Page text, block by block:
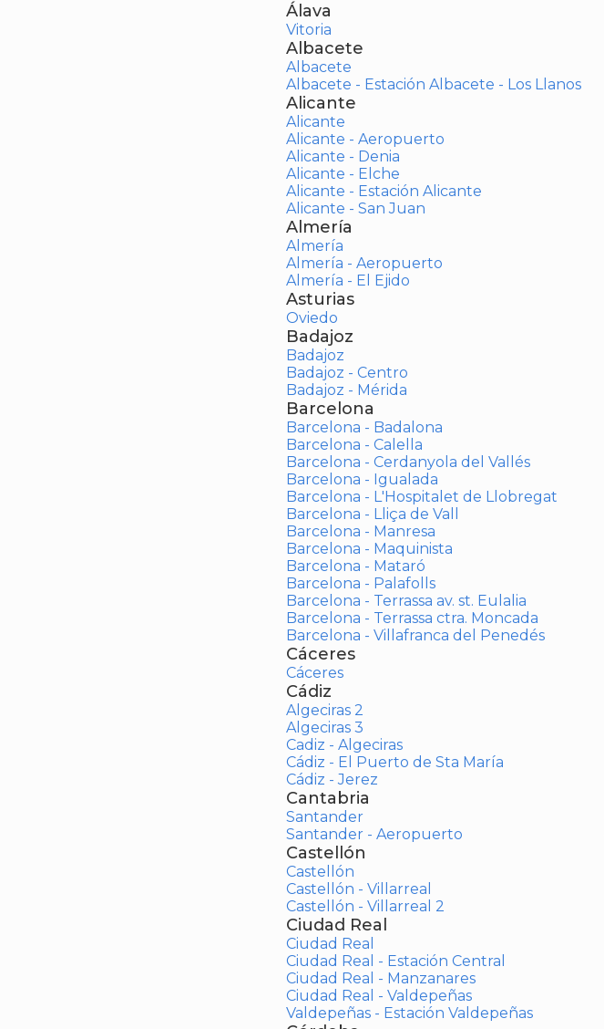
Álava
Vitoria
Albacete
Albacete
Albacete - Estación Albacete - Los Llanos
Alicante
Alicante
Alicante - Aeropuerto
Alicante - Denia
Alicante - Elche
Alicante - Estación Alicante
Alicante - San Juan
Almería
Almería
Almería - Aeropuerto
Almería - El Ejido
Asturias
Oviedo
Badajoz
Badajoz
Badajoz - Centro
Badajoz - Mérida
Barcelona
Barcelona - Badalona
Barcelona - Calella
Barcelona - Cerdanyola del Vallés
Barcelona - Igualada
Barcelona - L'Hospitalet de Llobregat
Barcelona - Lliça de Vall
Barcelona - Manresa
Barcelona - Maquinista
Barcelona - Mataró
Barcelona - Palafolls
Barcelona - Terrassa av. st. Eulalia
Barcelona - Terrassa ctra. Moncada
Barcelona - Villafranca del Penedés
Cáceres
Cáceres
Cádiz
Algeciras 2
Algeciras 3
Cadiz - Algeciras
Cádiz - El Puerto de Sta María
Cádiz - Jerez
Cantabria
Santander
Santander - Aeropuerto
Castellón
Castellón
Castellón - Villarreal
Castellón - Villarreal 2
Ciudad Real
Ciudad Real
Ciudad Real - Estación Central
Ciudad Real - Manzanares
Ciudad Real - Valdepeñas
Valdepeñas - Estación Valdepeñas